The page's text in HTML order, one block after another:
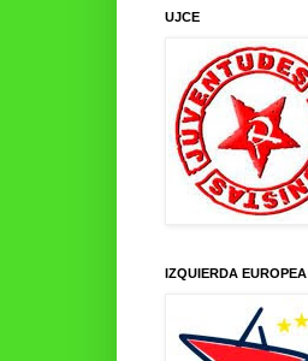
UJCE
IZQUIERDA EUROPEA